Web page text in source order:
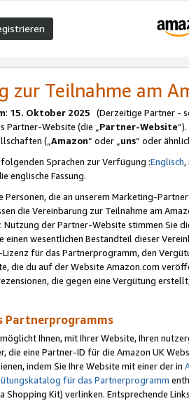
zur Teilnahme am
: 15. Oktober 2025 (Derzeitige Partner -
Partner-Website (die „Partner-Website
(„Amazon“ oder „uns“ oder
Sprachen zur Verfügung :Englisch,
englische Fassung.
Personen, die an unserem Marketing-
die Vereinbarung zur Teilnahme am
Nutzung der Partner-Website stimmen Sie
einen wesentlichen Bestandteil dieser
für das Partnerprogramm, den
die du auf der Website Amazon.com
die gegen eine Vergütung
Partnerprogramms
Ihnen, mit Ihrer Website, Ihren
die eine Partner-ID für die Amazon UK
indem Sie Ihre Website mit einer der in
für das Partnerprogramm
Shopping Kit) verlinken. Entsprechende